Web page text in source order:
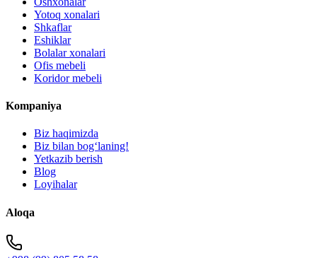
Yotoq xonalari
Shkaflar
Eshiklar
Bolalar xonalari
Ofis mebeli
Koridor mebeli
Kompaniya
Biz haqimizda
Biz bilan bogʻlaning!
Yetkazib berish
Blog
Loyihalar
Aloqa